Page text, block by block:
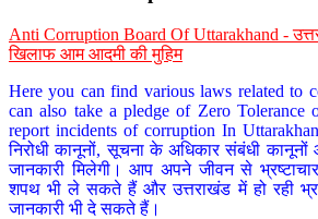
Anti Corruption Board Of Uttarakhand -
खिलाफ आम आदमी की मुहिम
Here you can find various laws related to
can also take a pledge of Zero Tolerance
report incidents of corruption In
निरोधी कानूनों, सूचना के अधिकार संबंधी
जानकारी मिलेगी। आप अपने जीवन से
शपथ भी ले सकते हैं और उत्तराखंड में हो रही
जानकारी भी दे सकते हैं।